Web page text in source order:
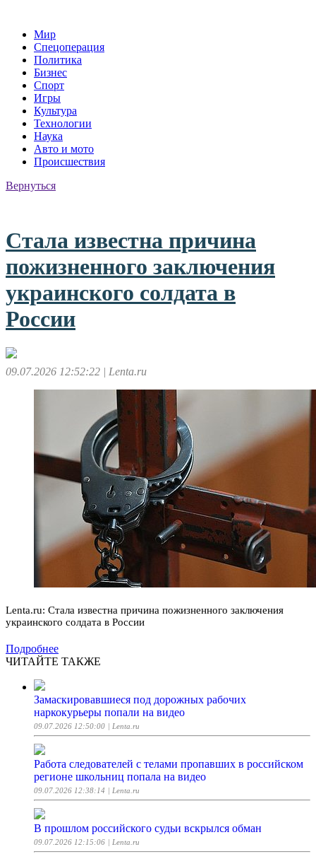
Мир
Спецоперация
Политика
Бизнес
Спорт
Игры
Культура
Технологии
Наука
Авто и мото
Происшествия
Вернуться
Стала известна причина
пожизненного заключения
украинского солдата в
России
09.07.2026 12:52:22 | Lenta.ru
Lenta.ru: Стала известна причина пожизненного заключения
украинского солдата в России
Подробнее
ЧИТАЙТЕ ТАКЖЕ
Замаскировавшиеся под дорожных рабочих
наркокурьеры попали на видео
09.07.2026 12:50:00 | Lenta.ru
Работа следователей с телами пропавших в российском
регионе школьниц попала на видео
09.07.2026 12:38:14 | Lenta.ru
В прошлом российского судьи вскрылся обман
09.07.2026 12:15:06 | Lenta.ru